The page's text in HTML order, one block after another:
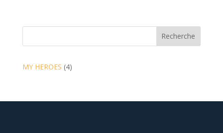
Recherche
MY HEROES 44